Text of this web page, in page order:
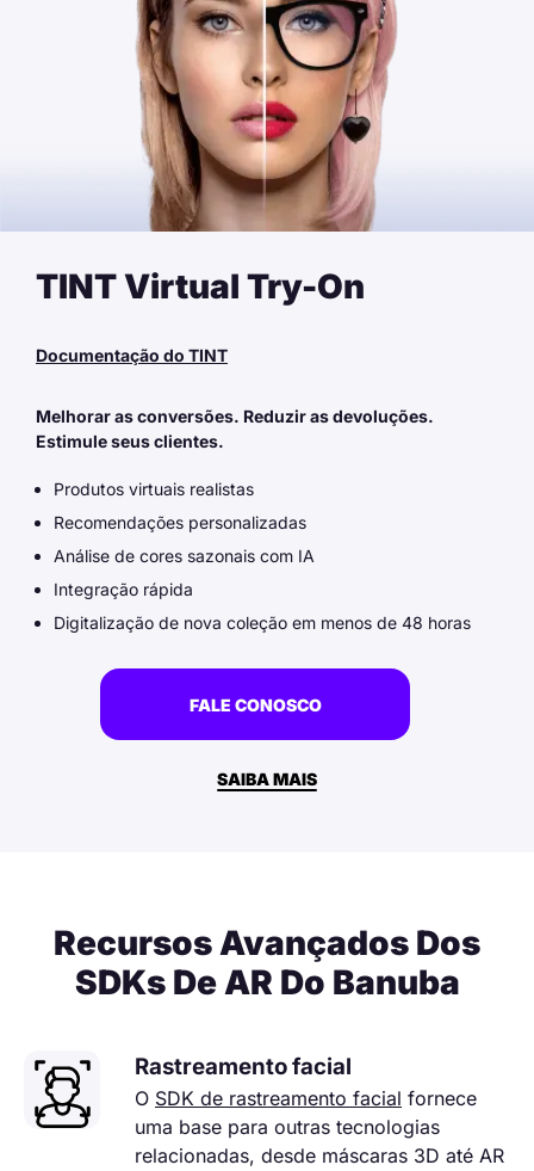
TINT Virtual Try-On
Documentação do TINT
Melhorar as conversões. Reduzir as devoluções.
Estimule seus clientes.
Produtos virtuais realistas
Recomendações personalizadas
Análise de cores sazonais com IA
Integração rápida
Digitalização de nova coleção em menos de 48 horas
FALE CONOSCO
SAIBA MAIS
Recursos Avançados Dos
SDKs De AR Do Banuba
Rastreamento facial
O SDK de rastreamento facial fornece
uma base para outras tecnologias
relacionadas, desde máscaras 3D até AR